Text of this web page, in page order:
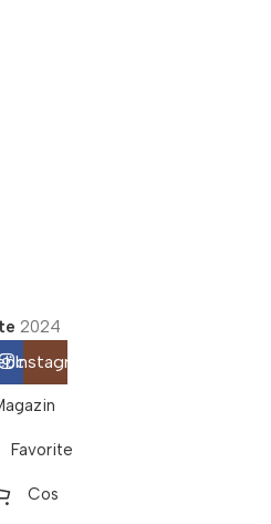
2024
Instagram
Favorite
Cos